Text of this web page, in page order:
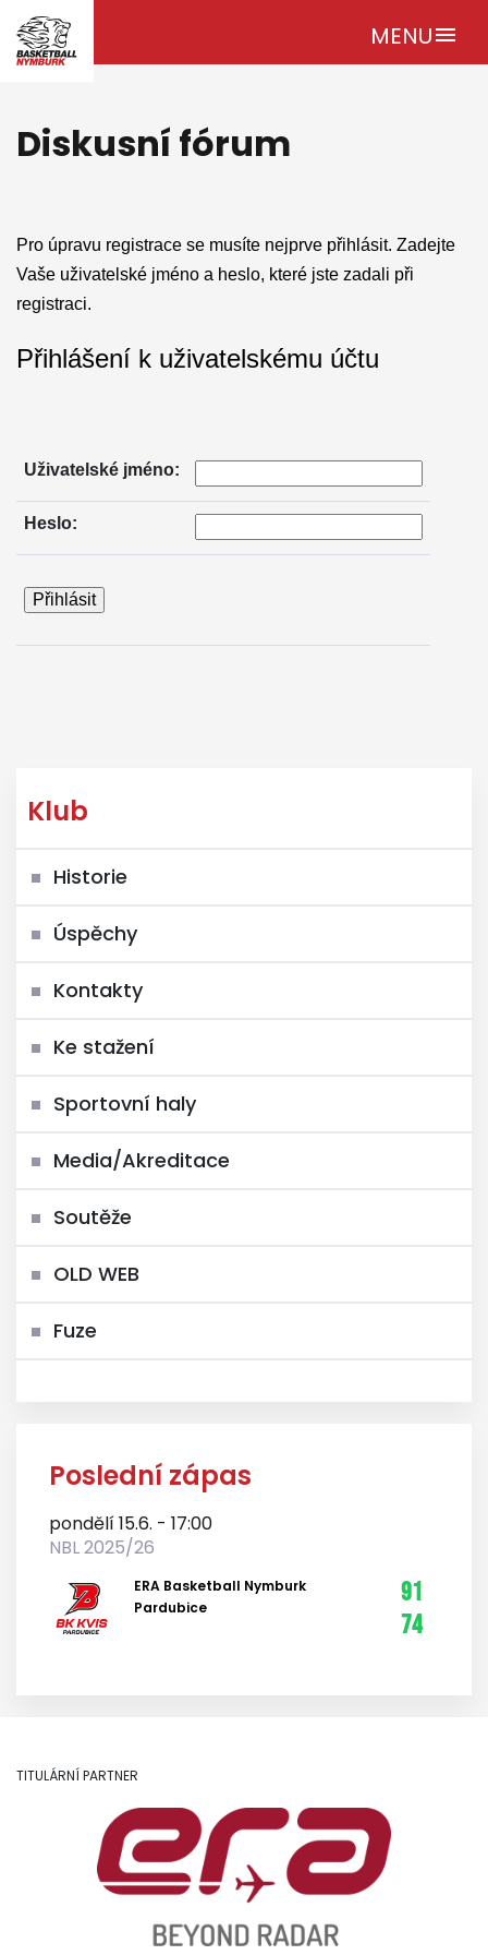
MENUmenu
Diskusní fórum
Pro úpravu registrace se musíte nejprve přihlásit. Zadejte
Vaše uživatelské jméno a heslo, které jste zadali při
registraci.
Přihlášení k uživatelskému účtu
Uživatelské jméno:
Heslo:
Klub
Historie
Úspěchy
Kontakty
Ke stažení
Sportovní haly
Media/Akreditace
Soutěže
OLD WEB
Fuze
Poslední zápas
pondělí 15.6. - 17:00
NBL 2025/26
ERA Basketball Nymburk
Pardubice
91
74
TITULÁRNÍ PARTNER